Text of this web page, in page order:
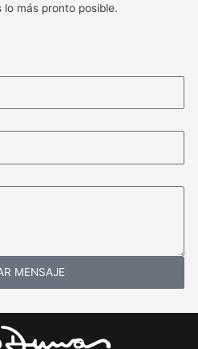
más pronto posible.
MENSAJE